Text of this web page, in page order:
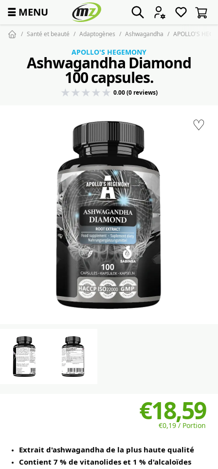
☰ MENU
Santé et beauté Adaptogènes Ashwagandha APOLLO'S
♡
APOLLO'S HEGEMONY
Ashwagandha Diamond
100 capsules.
0.00 (0 reviews)
€18,59
€0,19 / Portion
Extrait d'ashwagandha de la plus haute qualité
Contient 7 % de vitanolides et 1 % d'alcaloïdes